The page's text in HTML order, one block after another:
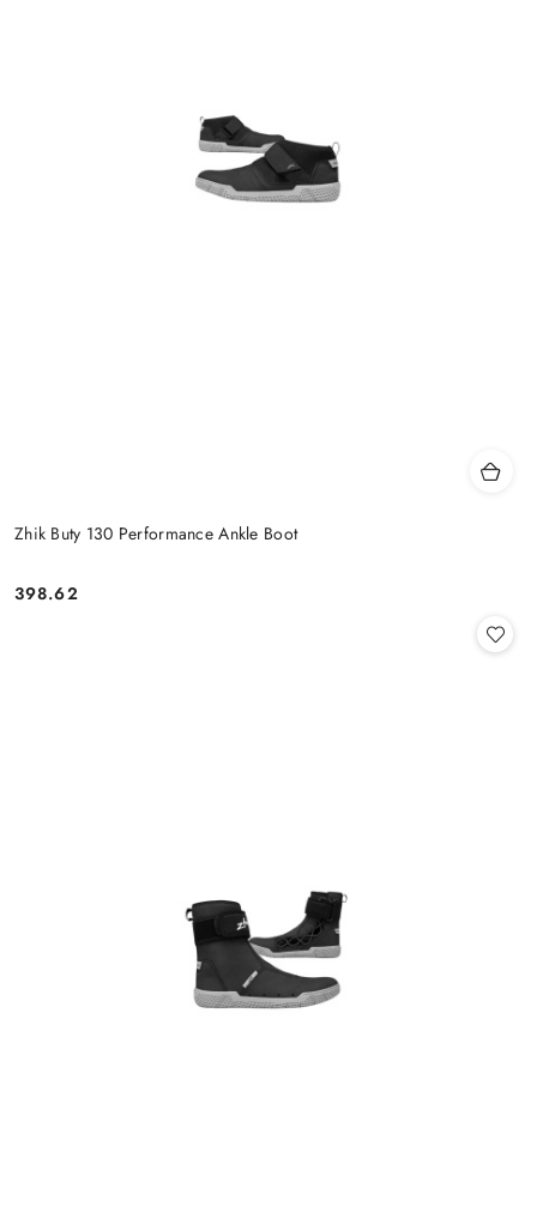
Zhik Buty 130 Performance Ankle Boot
Cena:
398.62